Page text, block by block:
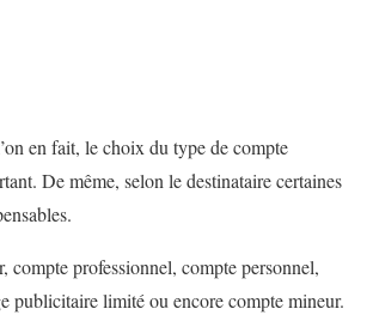
en fait, le choix du type de compte
De même, selon le destinataire certaines
compte professionnel, compte personnel,
publicitaire limité ou encore compte mineur.